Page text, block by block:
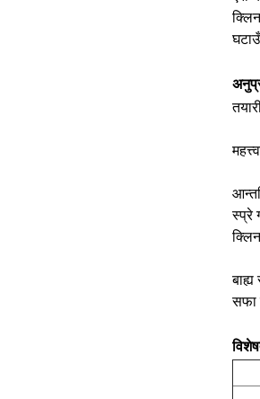
स्प्रे
सफा